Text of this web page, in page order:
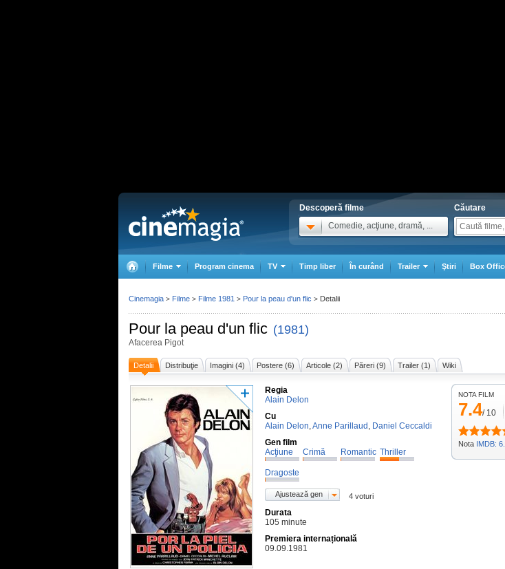
Descoperă filme
Comedie, acţiune, dramă, ...
Căutare
Filme Program cinema TV Timp liber În curând Trailer Ştiri Box
Pour la peau d'un flic (1981)
Afacerea Pigot
Detalii Distribuţie Imagini (4) Postere (6) Articole (2) Păreri (9) Trailer (1) Wiki
Regia
Alain Delon
Cu
Alain Delon,Anne Parillaud , Daniel Ceccaldi
Gen film
Acţiune
Crimă Romantic Thriller
Dragoste
Ajustează gen 4 voturi
Durata
105 minute
Premiera internațională
09.09.1981
NOTA FILM
7.4/ 10
Nota IMDB:
Cinemagia > Filme > Filme 1981 > Pour la peau d'un flic > Detalii